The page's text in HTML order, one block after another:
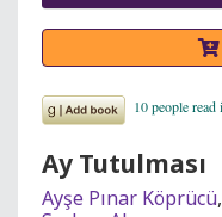
Ay Tutulması
Ayşe Pınar Köprücü,